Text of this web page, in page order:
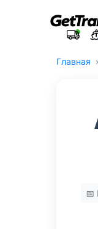
Главная
📅